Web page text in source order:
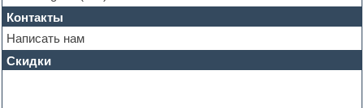
Heavy metal sample packs
Hip-hop
House music
Hypersonic
Jazz
Контакты
Написать нам
Скидки